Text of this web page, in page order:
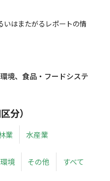
いはまたがるレポートの情
境、食品・フードシステ
分）
業 水産業
環境 その他 すべて